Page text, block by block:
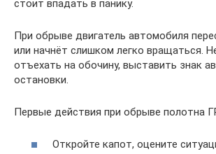
стоит впадать в панику.
При обрыве двигатель автомобиля
или начнёт слишком легко вращаться.
отъехать на обочину, выставить знак
остановки.
Первые действия при обрыве полотна
Откройте капот, оцените